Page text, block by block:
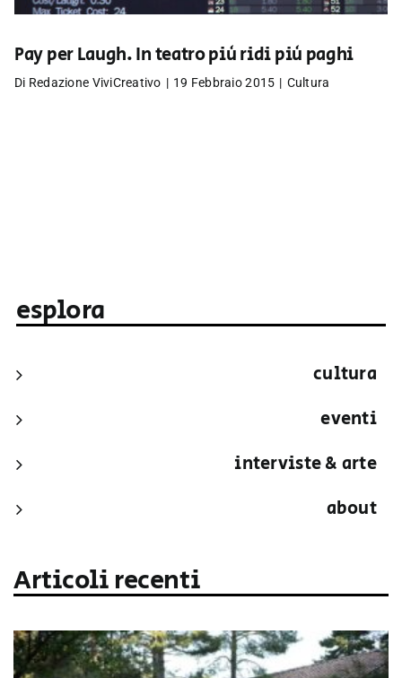
Pay per Laugh. In teatro più ridi più paghi
Di Redazione ViviCreativo | 19 Febbraio 2015 | Cultura
esplora
cultura
eventi
interviste & arte
about
Articoli recenti